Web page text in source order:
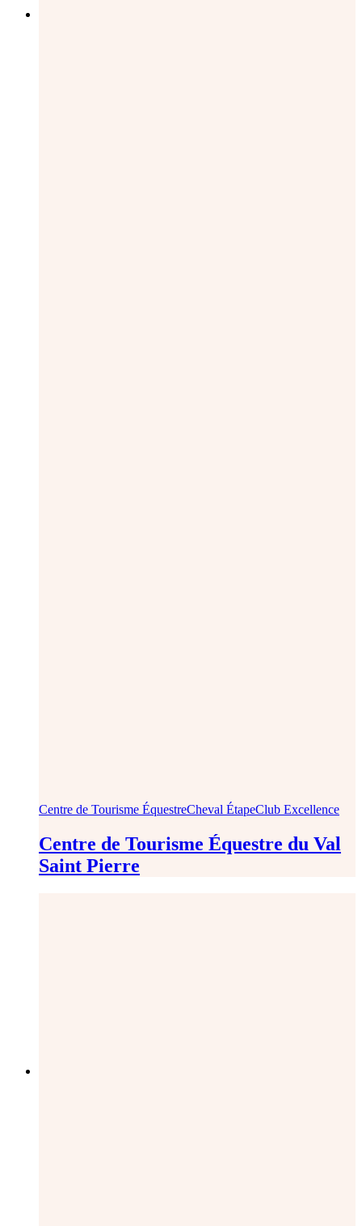
Centre de Tourisme ÉquestreCheval ÉtapeClub Excellence
Centre de Tourisme Équestre du Val
Saint Pierre